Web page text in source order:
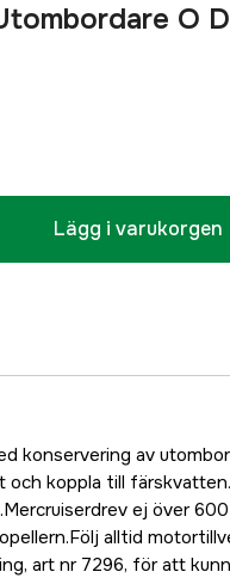
O
Lägg i varukorgen
konservering av
koppla till
ej över
alltid
art nr 7296, för att